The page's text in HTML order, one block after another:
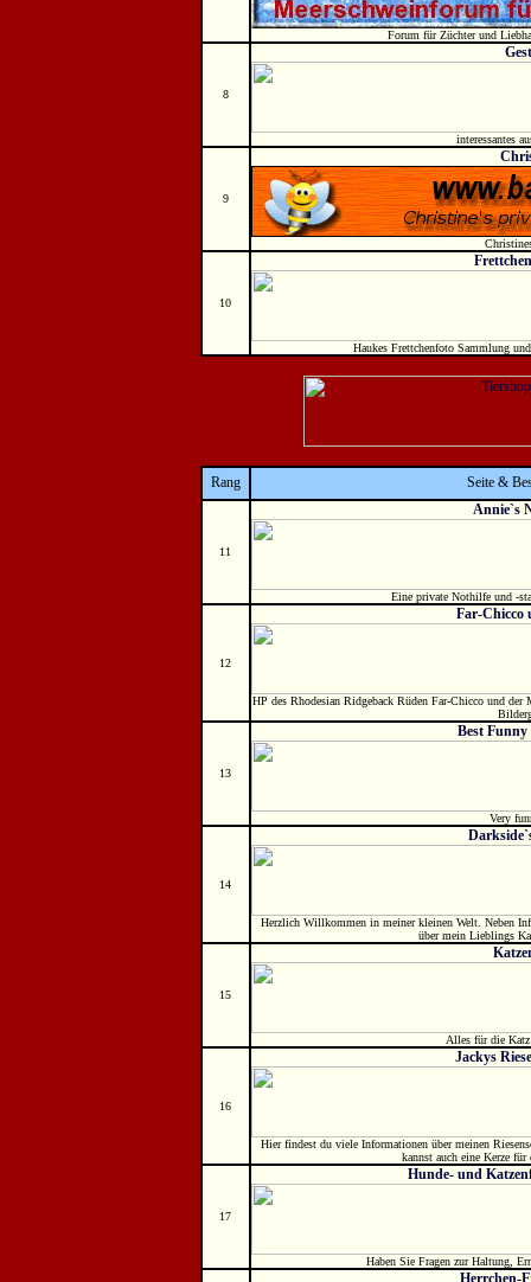
Forum für Züchter und
8
interessantes
9
10
Haukes Frettchenfoto Sammlung
Rang Seite &
11
Annie`s
Eine private Nothilfe und -
12
Far-Chicco
HP des Rhodesian Ridgeback Rüden Far-Chicco und
13
Best
Very
14
Herzlich Willkommen in meiner kleinen Welt. Neben
über mein Lieblings
15
Alles für die
16
Jackys
Hier findest du viele Informationen über meinen
kannst auch eine Kerze
17
Hunde- und
Haben Sie Fragen zur Haltung,
Herrchen-